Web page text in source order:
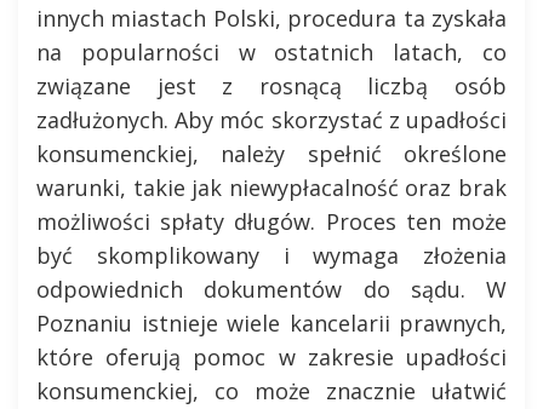
innych miastach Polski, procedura ta zyskała
na popularności w ostatnich latach, co
związane jest z rosnącą liczbą osób
zadłużonych. Aby móc skorzystać z upadłości
konsumenckiej, należy spełnić określone
warunki, takie jak niewypłacalność oraz brak
możliwości spłaty długów. Proces ten może
być skomplikowany i wymaga złożenia
odpowiednich dokumentów do sądu. W
Poznaniu istnieje wiele kancelarii prawnych,
które oferują pomoc w zakresie upadłości
konsumenckiej, co może znacznie ułatwić